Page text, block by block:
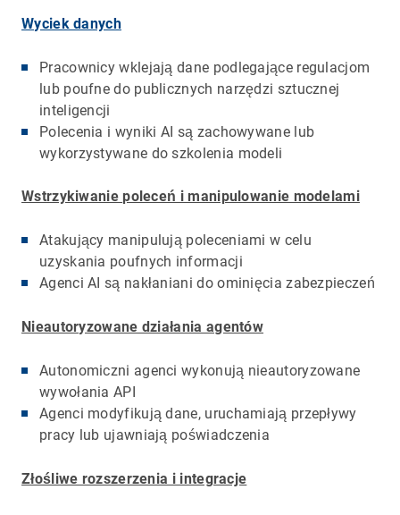
Wyciek danych
Pracownicy wklejają dane podlegające regulacjom
lub poufne do publicznych narzędzi sztucznej
inteligencji
Polecenia i wyniki AI są zachowywane lub
wykorzystywane do szkolenia modeli
Wstrzykiwanie poleceń i manipulowanie modelami
Atakujący manipulują poleceniami w celu
uzyskania poufnych informacji
Agenci AI są nakłaniani do ominięcia zabezpieczeń
Nieautoryzowane działania agentów
Autonomiczni agenci wykonują nieautoryzowane
wywołania API
Agenci modyfikują dane, uruchamiają przepływy
pracy lub ujawniają poświadczenia
Złośliwe rozszerzenia i integracje